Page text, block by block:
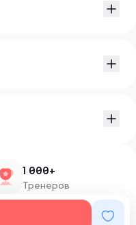
1 000+
Тренеров